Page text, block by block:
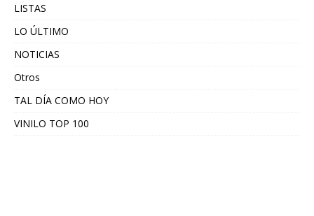
LISTAS
LO ÚLTIMO
NOTICIAS
Otros
TAL DÍA COMO HOY
VINILO TOP 100